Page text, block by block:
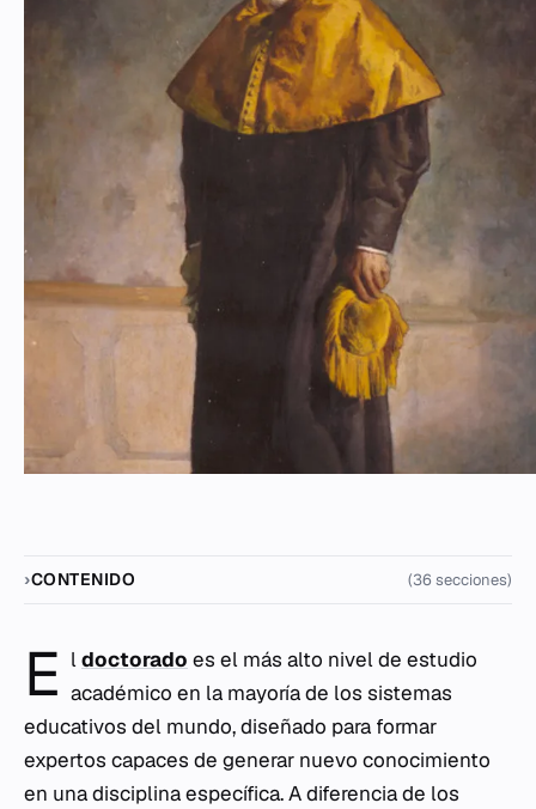
CONTENIDO (36 secciones)
E ldoctorado es el más alto nivel de estudio
académico en la mayoría de los sistemas
educativos del mundo, diseñado para formar
expertos capaces de generar nuevo conocimiento
en una disciplina específica. A diferencia de los